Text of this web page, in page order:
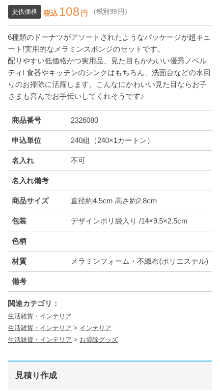
提供価格 税込 108 円 （税別 99 円）
6種類のドーナツがアソートされたようなパッケージが超キュ
ート!実用的なメラミンスポンジのセットです。
配りやすい低価格かつ実用品、見た目もかわいい優秀ノベル
ティ! 食器やキッチンのシンクはもちろん、洗面台などの水回
りのお掃除に活躍します。こんなにかわいい見た目ならお子
さまも喜んでお手伝いしてくれそうです♪
商品番号 2326080
申込単位 240組（240×1カートン）
名入れ 不可
名入れ備考
商品サイズ 直径約4.5cm 高さ約2.8cm
包装 デザインポリ袋入り /14×9.5×2.5cm
色柄
材質 メラミンフォーム・不織布(ポリエステル)
備考
関連カテゴリ：
生活雑貨・インテリア
生活雑貨・インテリア > インテリア
生活雑貨・インテリア > お掃除グッズ
見積り作成